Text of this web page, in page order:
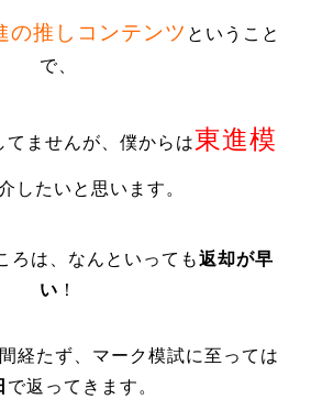
の推しコンテンツ ということ
で、
てませんが、僕からは東進模
したいと思います。
ろは、なんといっても返却が早
い ！
経たず、マーク模試に至っては
で返ってきます。